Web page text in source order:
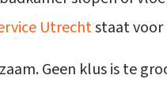
Utrechtstaat voor
Geen klus is te